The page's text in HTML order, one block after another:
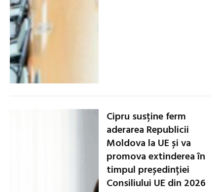
Cipru susține ferm
aderarea Republicii
Moldova la UE și va
promova extinderea în
timpul președinției
Consiliului UE din 2026